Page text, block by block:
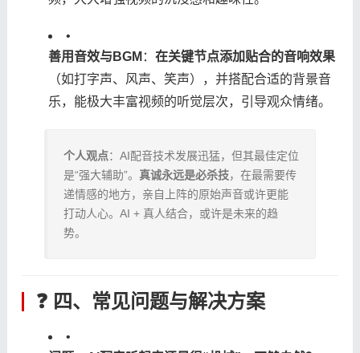
•
​善用音效与BGM​ ​：​ ​在关键节点添加贴合的音响效果​​
（如打字声、风声、笑声），并搭配合适的背景音
乐，能极大丰富视频的听觉层次，引导观众情绪。
​个人观点​​：AI配音技术发展迅猛，但其最佳定位
是“强大辅助”。​ ​真诚永远是必杀技​​，在最需要传
递情感的地方，亲自上阵的原始声音或许更能
打动人心。AI + 真人结合，或许是未来的趋
势。
❓ 四、常见问题与解决方案
•